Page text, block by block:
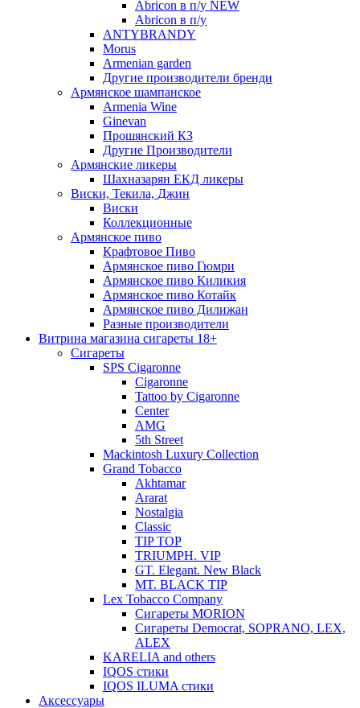
Abricon в п/у NEW
Abricon в п/у
ANTYBRANDY
Morus
Armenian garden
Другие производители бренди
Армянское шампанское
Armenia Wine
Ginevan
Прошянский КЗ
Другие Производители
Армянские ликеры
Шахназарян ЕКД ликеры
Виски, Текила, Джин
Виски
Коллекционные
Армянское пиво
Крафтовое Пиво
Армянское пиво Гюмри
Армянское пиво Киликия
Армянское пиво Котайк
Армянское пиво Дилижан
Разные производители
Витрина магазина сигареты 18+
Cигареты
SPS Cigaronne
Сigaronne
Tattoo by Cigaronne
Center
AMG
5th Street
Mackintosh Luxury Collection
Grand Tobacco
Akhtamar
Ararat
Nostalgia
Classic
TIP TOP
TRIUMPH. VIP
GT. Elegant. New Black
MT. BLACK TIP
Lex Tobacco Company
Сигареты MORION
Сигареты Democrat, SOPRANO, LEX,
ALEX
KARELIA and others
IQOS стики
IQOS ILUMA стики
Аксессуары